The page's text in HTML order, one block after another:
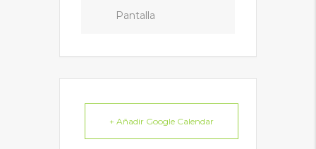
Pantalla
+ Añadir Google Calendar